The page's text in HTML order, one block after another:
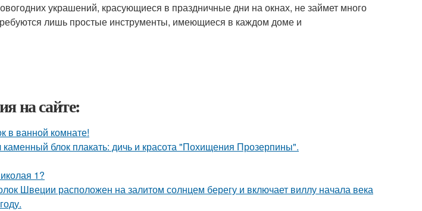
украшений, красующиеся в праздничные дни на окнах, не займет много
лишь простые инструменты, имеющиеся в каждом доме и
на сайте:
в ванной комнате!
каменный блок плакать: дичь и красота "Похищения Прозерпины".
1?
Швеции расположен на залитом солнцем берегу и включает виллу начала века